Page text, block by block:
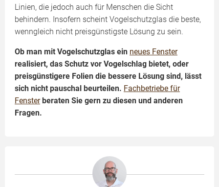
Linien, die jedoch auch für Menschen die Sicht
behindern. Insofern scheint Vogelschutzglas die beste,
wenngleich nicht preisgünstigste Lösung zu sein.
Ob man mit Vogelschutzglas ein neues Fenster
realisiert, das Schutz vor Vogelschlag bietet, oder
preisgünstigere Folien die bessere Lösung sind, lässt
sich nicht pauschal beurteilen. Fachbetriebe für
Fensterberaten Sie gern zu diesen und anderen
Fragen.